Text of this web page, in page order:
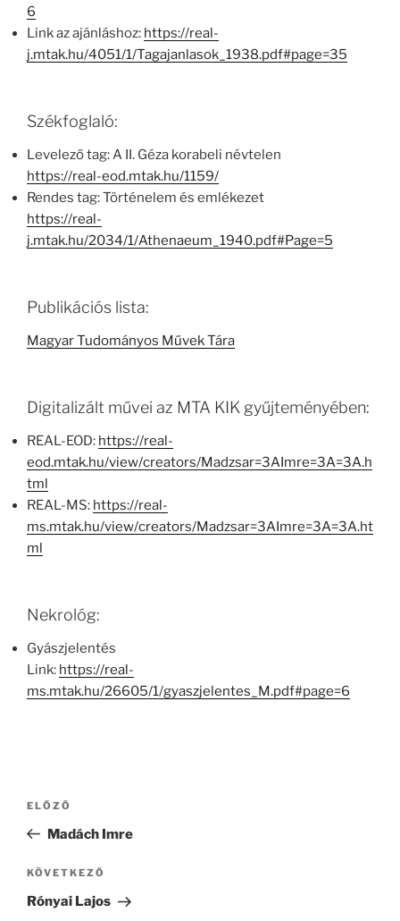
6
Link az ajánláshoz: https://real-
j.mtak.hu/4051/1/Tagajanlasok_1938.pdf#page=35
Székfoglaló:
Levelező tag: A II. Géza korabeli névtelen
https://real-eod.mtak.hu/1159/
Rendes tag: Történelem és emlékezet
https://real-
j.mtak.hu/2034/1/Athenaeum_1940.pdf#Page=5
Publikációs lista:
Magyar Tudományos Művek Tára
Digitalizált művei az MTA KIK gyűjteményében:
REAL-EOD: https://real-
eod.mtak.hu/view/creators/Madzsar=3AImre=3A=3A.h
tml
REAL-MS: https://real-
ms.mtak.hu/view/creators/Madzsar=3AImre=3A=3A.ht
ml
Nekrológ:
Gyászjelentés
Link: https://real-
ms.mtak.hu/26605/1/gyaszjelentes_M.pdf#page=6
Bejegyzés
Korábbi
bejegyzés
ELŐZŐ
Madách Imre
Következő
bejegyzés
KÖVETKEZŐ
Rónyai Lajos